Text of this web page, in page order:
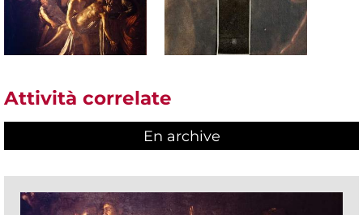
Attività correlate
En archive